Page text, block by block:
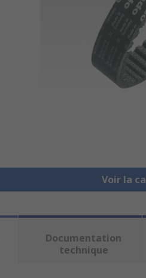
Voir la
Documentation
technique